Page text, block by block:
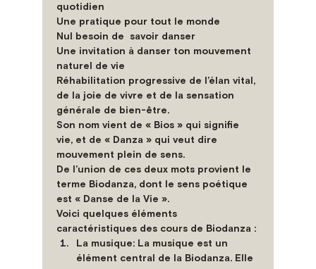
quotidien
Une pratique pour tout le monde
Nul besoin de  savoir danser
Une invitation à danser ton mouvement
naturel de vie
Réhabilitation progressive de l’élan vital,
de la joie de vivre et de la sensation
générale de bien-être.
Son nom vient de « Bios » qui signifie
vie, et de « Danza » qui veut dire
mouvement plein de sens.
De l’union de ces deux mots provient le
terme Biodanza, dont le sens poétique
est « Danse de la Vie ».
Voici quelques éléments
caractéristiques des cours de Biodanza :
La musique: La musique est un
élément central de la Biodanza. Elle